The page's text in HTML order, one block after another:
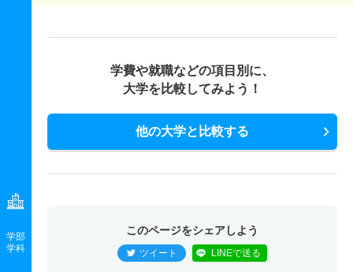
学部
学科
学費や就職などの項目別に、
大学を比較してみよう！
他の大学と比較する
このページをシェアしよう
ツイート LINEで送る